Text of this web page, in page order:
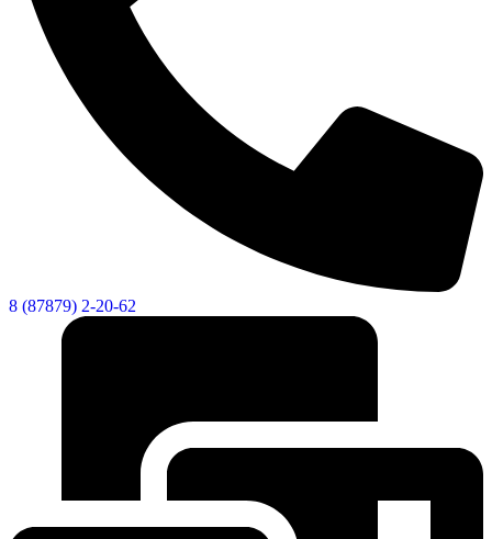
8 (87879) 2-20-62